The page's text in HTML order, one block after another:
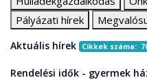
Pályázati hírek
Aktuális hírek Cikkek száma:
Rendelési idők - gyermek